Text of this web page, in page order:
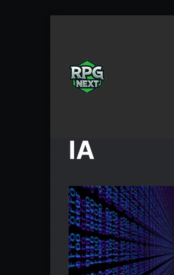
IA